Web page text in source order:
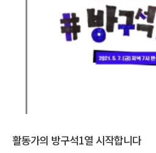
활동가의 방구석1열 시작합니다